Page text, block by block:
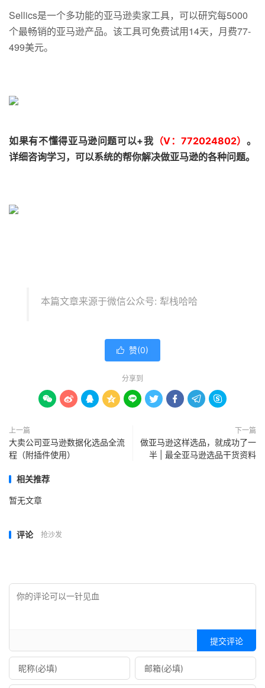
Sellics是一个多功能的亚马逊卖家工具，可以研究每5000
个最畅销的亚马逊产品。该工具可免费试用14天，月费77-
499美元。
如果有不懂得亚马逊问题可以+我 （V：772024802） 。
详细咨询学习，可以系统的帮你解决做亚马逊的各种问题。
本篇文章来源于微信公众号: 犁栈哈哈
 赞(0)
分享到
        
上一篇
大卖公司亚马逊数据化选品全流
程（附插件使用）
下一篇
做亚马逊这样选品，就成功了一
半 | 最全亚马逊选品干货资料
相关推荐
暂无文章
评论 抢沙发
提交评论